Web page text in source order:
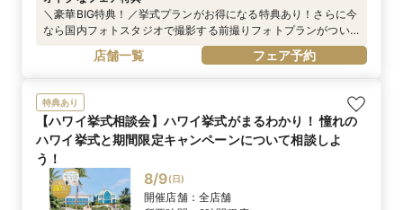
＼豪華BIG特典！／挙式プランがお得になる特典あり！さらに今
なら国内フォトスタジオで撮影する前撮りフォトプランがつい
店舗一覧 フェア予約
特典あり
【ハワイ挙式相談会】ハワイ挙式がまるわかり！ 憧れの
ハワイ挙式と期間限定キャンペーンについて相談しよ
う！
8/9(日)
開催店舗： 全店舗